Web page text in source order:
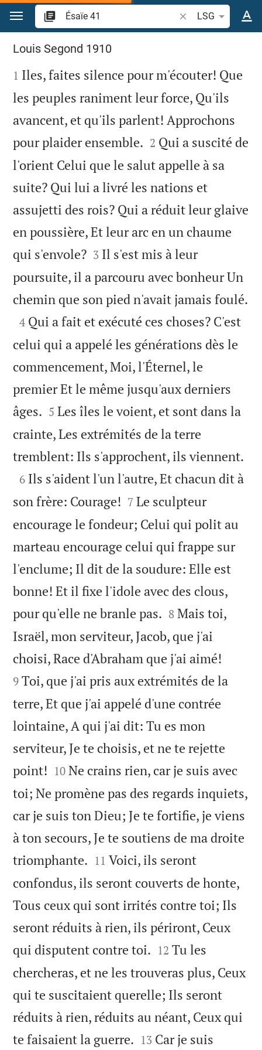
Aller vers contenu
Recherche d'un
LSG
Ésaïe 41
Louis Segond 1910

1 Iles, faites silence pour m'écouter! Que
les peuples raniment leur force, Qu'ils
avancent, et qu'ils parlent! Approchons
pour plaider ensemble. 

2 Qui a suscité de
l'orient Celui que le salut appelle à sa
suite? Qui lui a livré les nations et
assujetti des rois? Qui a réduit leur glaive
en poussière, Et leur arc en un chaume
qui s'envole?
3 Il s'est mis à leur
poursuite, il a parcouru avec bonheur Un
chemin que son pied n'avait jamais foulé.

4 Qui a fait et exécuté ces choses? C'est
celui qui a appelé les générations dès le
commencement, Moi, l'Éternel, le
premier Et le même jusqu'aux derniers
âges. 

5 Les îles le voient, et sont dans la
crainte, Les extrémités de la terre
tremblent: Ils s'approchent, ils viennent.

6 Ils s'aident l'un l'autre, Et chacun dit à
son frère: Courage! 

7 Le sculpteur
encourage le fondeur; Celui qui polit au
marteau encourage celui qui frappe sur
l'enclume; Il dit de la soudure: Elle est
bonne! Et il fixe l'idole avec des clous,
pour qu'elle ne branle pas. 

8 Mais toi,
Israël, mon serviteur, Jacob, que j'ai
choisi, Race d'Abraham que j'ai aimé!
9 Toi, que j'ai pris aux extrémités de la
terre, Et que j'ai appelé d'une contrée
lointaine, A qui j'ai dit: Tu es mon
serviteur, Je te choisis, et ne te rejette
point! 

10 Ne crains rien, car je suis avec
toi; Ne promène pas des regards inquiets,
car je suis ton Dieu; Je te fortifie, je viens
à ton secours, Je te soutiens de ma droite
triomphante. 

11 Voici, ils seront
confondus, ils seront couverts de honte,
Tous ceux qui sont irrités contre toi; Ils
seront réduits à rien, ils périront, Ceux
qui disputent contre toi. 

12 Tu les
chercheras, et ne les trouveras plus, Ceux
qui te suscitaient querelle; Ils seront
réduits à rien, réduits au néant, Ceux qui
te faisaient la guerre. 

13 Car je suis